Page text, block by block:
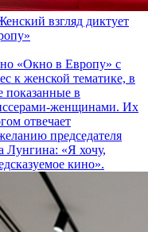
взгляд диктует
«Окно в Европу» с
к женской тематике, в
показанные в
женщинами. Их
отвечает
председателя
Лунгина: «Я хочу,
кино».